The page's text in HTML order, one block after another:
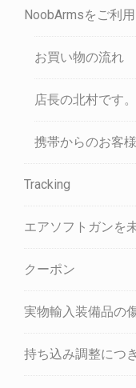
NoobArmsをご利
お買い物の流れ
店長の北村です。
携帯からのお客
Tracking
エアソフトガンを
クーポン
実物輸入装備品の
持ち込み調整につ